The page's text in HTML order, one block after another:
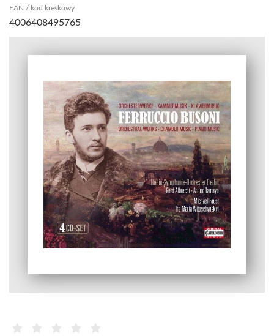
EAN / kod kreskowy
4006408495765